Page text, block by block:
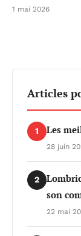
1 mai 2026
Articles
1 Les
28 juin
2
son
22 mai